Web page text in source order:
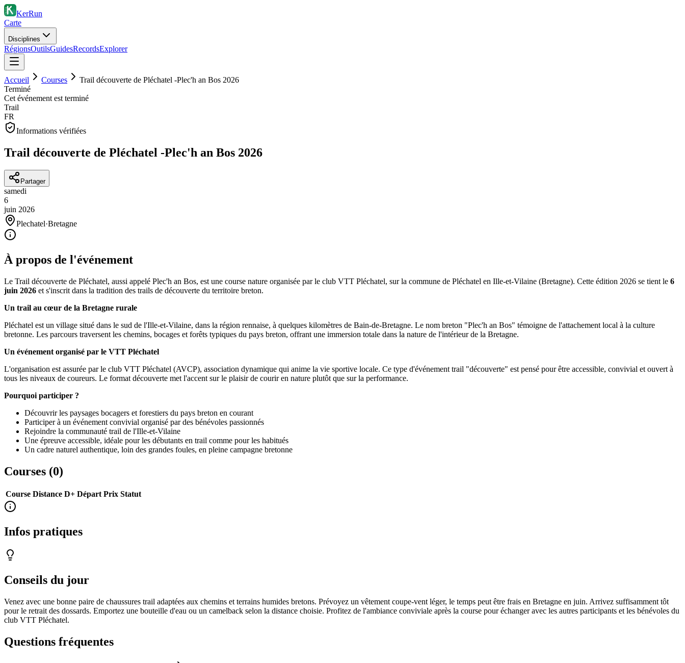
KerRun
Carte
Disciplines
RégionsOutilsGuidesRecordsExplorer
Accueil Courses
Trail découverte de Pléchatel -Plec'h an Bos 2026
Terminé
Cet événement est terminé
Trail
FR
Informations vérifiées
Trail découverte de Pléchatel -Plec'h an Bos 2026
Partager
samedi
6
juin 2026
Plechatel·Bretagne
À propos de l'événement
Le Trail découverte de Pléchatel, aussi appelé Plec'h an Bos, est une course nature organisée par le club VTT Pléchatel, sur la commune de Pléchatel en Ille-et-Vilaine (Bretagne). Cette édition 2026 se tient le 6
juin 2026 et s'inscrit dans la tradition des trails de découverte du territoire breton.
Un trail au cœur de la Bretagne rurale
Pléchatel est un village situé dans le sud de l'Ille-et-Vilaine, dans la région rennaise, à quelques kilomètres de Bain-de-Bretagne. Le nom breton "Plec'h an Bos" témoigne de l'attachement local à la culture
bretonne. Les parcours traversent les chemins, bocages et forêts typiques du pays breton, offrant une immersion totale dans la nature de l'intérieur de la Bretagne.
Un événement organisé par le VTT Pléchatel
L'organisation est assurée par le club VTT Pléchatel (AVCP), association dynamique qui anime la vie sportive locale. Ce type d'événement trail "découverte" est pensé pour être accessible, convivial et ouvert à
tous les niveaux de coureurs. Le format découverte met l'accent sur le plaisir de courir en nature plutôt que sur la performance.
Pourquoi participer ?
Découvrir les paysages bocagers et forestiers du pays breton en courant
Participer à un événement convivial organisé par des bénévoles passionnés
Rejoindre la communauté trail de l'Ille-et-Vilaine
Une épreuve accessible, idéale pour les débutants en trail comme pour les habitués
Un cadre naturel authentique, loin des grandes foules, en pleine campagne bretonne
Courses (0)
Course Distance D+ Départ Prix Statut
Infos pratiques
Conseils du jour
Venez avec une bonne paire de chaussures trail adaptées aux chemins et terrains humides bretons. Prévoyez un vêtement coupe-vent léger, le temps peut être frais en Bretagne en juin. Arrivez suffisamment tôt
pour le retrait des dossards. Emportez une bouteille d'eau ou un camelback selon la distance choisie. Profitez de l'ambiance conviviale après la course pour échanger avec les autres participants et les bénévoles du
club VTT Pléchatel.
Questions fréquentes